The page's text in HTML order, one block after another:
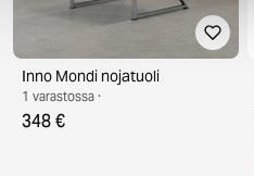
Inno Mondi nojatuoli
1 varastossa ·
348 €